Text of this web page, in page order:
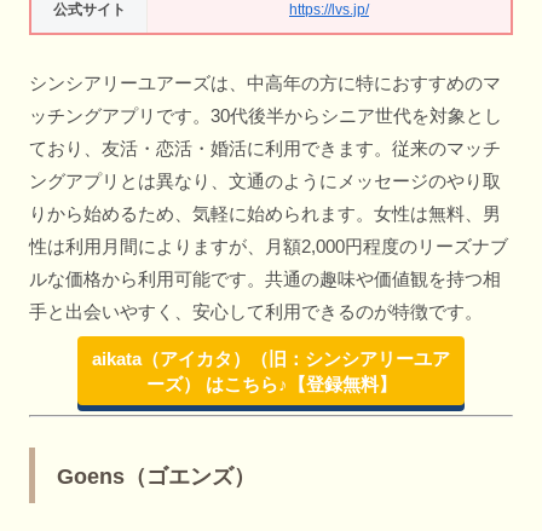
公式サイト https://lvs.jp/
シンシアリーユアーズは、中高年の方に特におすすめのマ
ッチングアプリです。30代後半からシニア世代を対象とし
ており、友活・恋活・婚活に利用できます。従来のマッチ
ングアプリとは異なり、文通のようにメッセージのやり取
りから始めるため、気軽に始められます。女性は無料、男
性は利用月間によりますが、月額2,000円程度のリーズナブ
ルな価格から利用可能です。共通の趣味や価値観を持つ相
手と出会いやすく、安心して利用できるのが特徴です。
aikata（アイカタ）（旧：シンシアリーユア
ーズ） はこちら♪【登録無料】
Goens（ゴエンズ）